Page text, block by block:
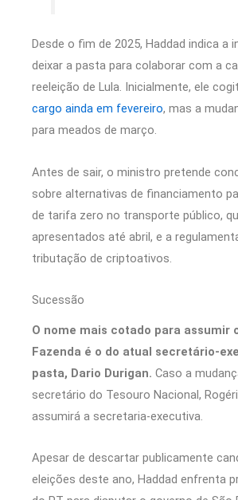
Desde o fim de 2025, Haddad indica a
deixar a pasta para colaborar com a
reeleição de Lula. Inicialmente, ele
cargo ainda em fevereiro, mas a
para meados de março.
Antes de sair, o ministro pretende
sobre alternativas de financiamento
de tarifa zero no transporte público,
apresentados até abril, e a
tributação de criptoativos.
Sucessão
O nome mais cotado para assumir
Fazenda é o do atual secretário-
pasta, Dario Durigan. Caso a
secretário do Tesouro Nacional,
assumirá a secretaria-executiva.
Apesar de descartar publicamente
eleições deste ano, Haddad enfrenta